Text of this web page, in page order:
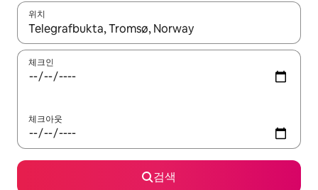
위치
결과가 나오면 위·아래 화살표 키를 사용하거나 터치 또는 스와이
체크인
체크아웃
검색